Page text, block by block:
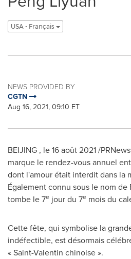
USA - Français
NEWS PROVIDED BY
CGTN
Aug 16, 2021, 09:10 ET
BEIJING , le 16 août 2021/
marque le rendez-vous annuel
dont l'amour était interdit dans la
Également connu sous le nom
tombe le 7e jour du 7e mois du
Cette fête, qui symbolise la
indéfectible, est désormais
« Saint-Valentin chinoise ».